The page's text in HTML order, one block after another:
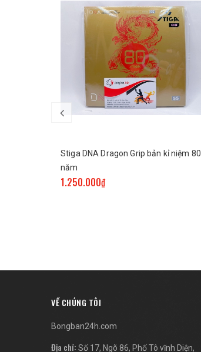
Stiga DNA Dragon Grip bản kỉ niệm 80
năm
1.250.000₫
VỀ CHÚNG TÔI
Bongban24h.com
Địa chỉ: Số 17, Ngõ 86, Phố Tô vĩnh Diện,